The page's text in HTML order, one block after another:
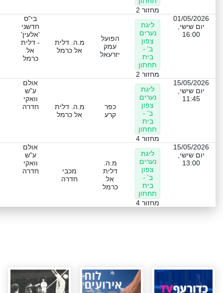
מחזור 2
01/05/2026
יום שישי,
16:00
ליגת
נערים
צפון
ב' -
בית
תחתון
מחזור 2
הפועל
עמק
יזרעאל
מ.ה. דלית
אל כרמל
בי"ס
חדשני
'אלעין'
- דלית
אל
כרמל
15/05/2026
יום שישי,
11:45
ליגת
נערים
צפון
ב' -
בית
תחתון
מחזור 4
כפר
קרע
מ.ה. דלית
אל כרמל
אולם
ע"ש
וואקי
חדרה
15/05/2026
יום שישי,
13:00
ליגת
נערים
צפון
ב' -
בית
תחתון
מחזור 4
מ.ה.
דלית
אל
כרמל
מכבי
חדרה
אולם
ע"ש
וואקי
חדרה